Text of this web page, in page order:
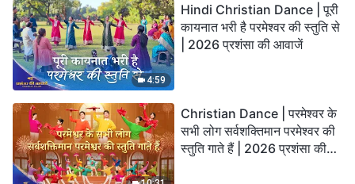
4:59
Hindi Christian Dance | पूरी
कायनात भरी है परमेश्वर की स्तुति से
| 2026 प्रशंसा की आवाजें
Christian Dance | परमेश्वर के
सभी लोग सर्वशक्तिमान परमेश्वर की
स्तुति गाते हैं | 2026 प्रशंसा की